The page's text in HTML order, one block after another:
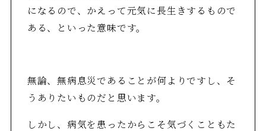
になるので、かえって元気に長生きするもので
ある、といった意味です。
無論、無病息災であることが何よりですし、そ
うありたいものだと思います。
しかし、病気を患ったからこそ気づくこともた